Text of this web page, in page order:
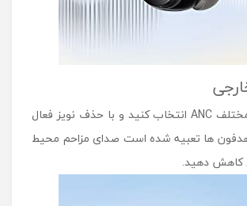
بین حالت های مختلف ANC انتخاب کنید و با حذف نویز فعال
ها تعبیه شده است صدای مزاحم محیط